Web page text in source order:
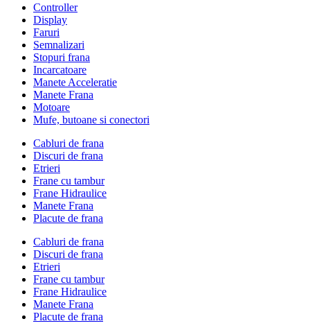
Controller
Display
Faruri
Semnalizari
Stopuri frana
Incarcatoare
Manete Acceleratie
Manete Frana
Motoare
Mufe, butoane si conectori
Cabluri de frana
Discuri de frana
Etrieri
Frane cu tambur
Frane Hidraulice
Manete Frana
Placute de frana
Cabluri de frana
Discuri de frana
Etrieri
Frane cu tambur
Frane Hidraulice
Manete Frana
Placute de frana